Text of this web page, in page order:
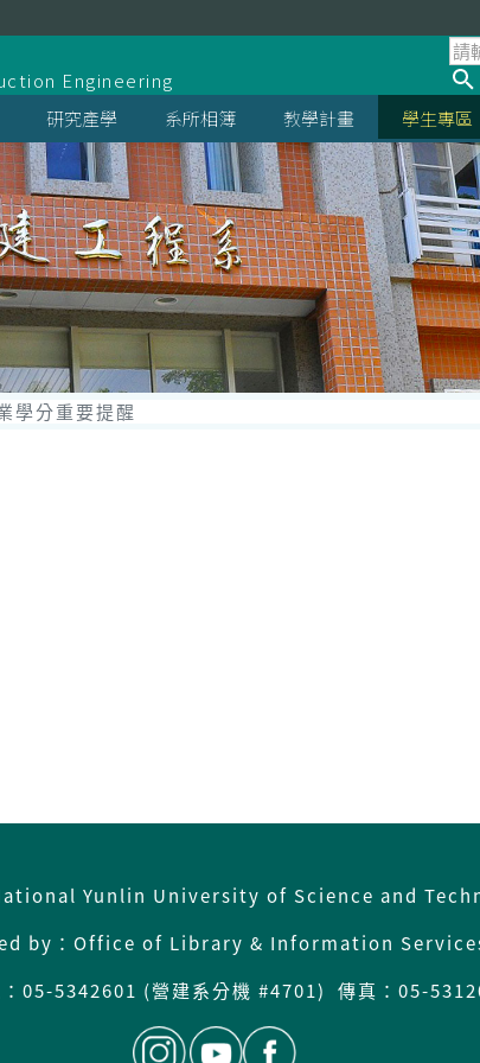
Engineering
研究產學 系所相簿 教學計畫 學生專區
學分重要提醒
Yunlin University of Science and
by：Office of Library & Information
05-5342601 (營建系分機 #4701) 傳真：05-